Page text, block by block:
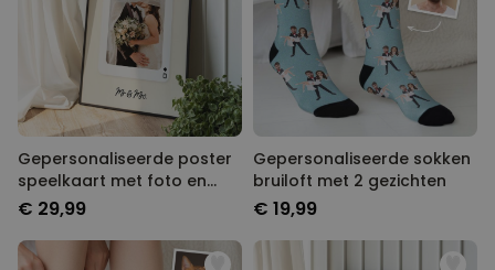
Gepersonaliseerde poster
speelkaart met foto en
tekst
€ 29,99
Gepersonaliseerde sokken
bruiloft met 2 gezichten
€ 19,99